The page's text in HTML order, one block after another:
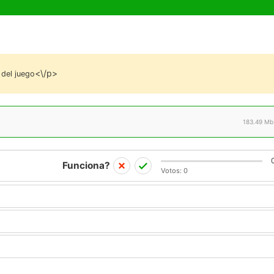
juego<\/p>
183.49 Mb
Funciona? Votos: 0